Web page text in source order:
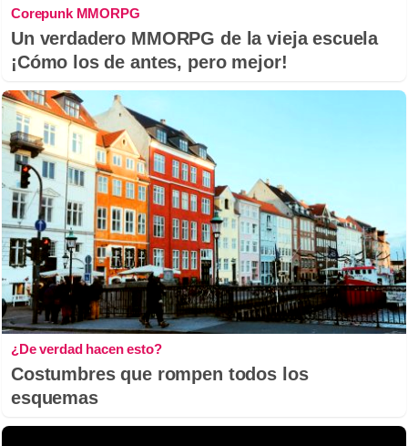
Corepunk MMORPG
Un verdadero MMORPG de la vieja escuela
¡Cómo los de antes, pero mejor!
¿De verdad hacen esto?
Costumbres que rompen todos los
esquemas